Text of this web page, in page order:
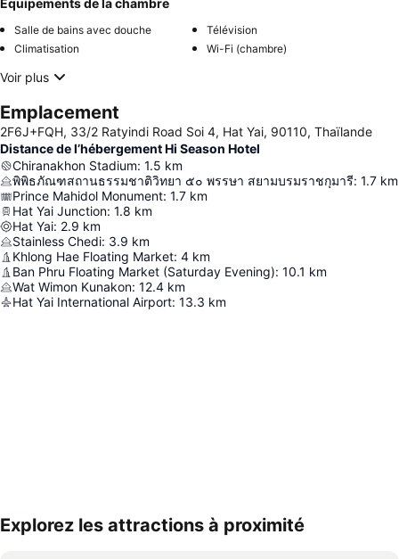
Équipements de la chambre
Salle de bains avec douche
Télévision
Climatisation
Wi-Fi (chambre)
Voir plus
Emplacement
2F6J+FQH, 33/2 Ratyindi Road Soi 4, Hat Yai, 90110, Thaïlande
Distance de l’hébergement Hi Season Hotel
Chiranakhon Stadium: 1.5 km
พิพิธภัณฑสถานธรรมชาติวิทยา ๕๐ พรรษา สยามบรมราชกุมารี: 1.7 km
Prince Mahidol Monument: 1.7 km
Hat Yai Junction: 1.8 km
Hat Yai: 2.9 km
Stainless Chedi: 3.9 km
Khlong Hae Floating Market: 4 km
Ban Phru Floating Market (Saturday Evening): 10.1 km
Wat Wimon Kunakon: 12.4 km
Hat Yai International Airport: 13.3 km
Explorez les attractions à proximité